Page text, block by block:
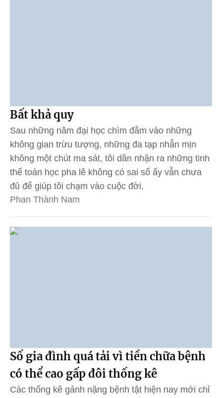
Bất khả quy
Sau những năm đại học chìm đắm vào những
không gian trừu tượng, những đa tạp nhẵn mịn
không một chút ma sát, tôi dần nhận ra những tinh
thể toán học pha lê không có sai số ấy vẫn chưa
đủ để giúp tôi chạm vào cuộc đời.
Phan Thành Nam
Số gia đình quá tải vì tiền chữa bệnh
có thể cao gấp đôi thống kê
Các thống kê gánh nặng bệnh tật hiện nay mới chỉ